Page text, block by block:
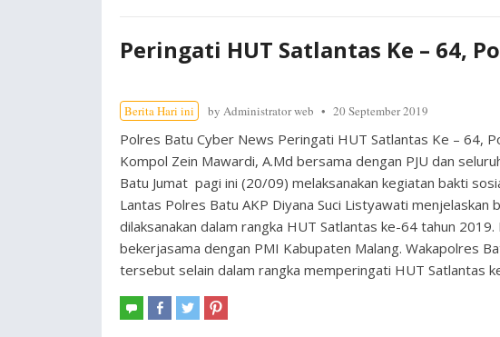
Peringati HUT Satlantas Ke – 64,
Berita Hari ini by Administrator web 20 September 2019
Polres Batu Cyber News Peringati HUT Satlantas Ke – 64,
Kompol Zein Mawardi, A.Md bersama dengan PJU dan
Batu Jumat pagi ini (20/09) melaksanakan kegiatan bakti
Lantas Polres Batu AKP Diyana Suci Listyawati
dilaksanakan dalam rangka HUT Satlantas ke-64 tahun
bekerjasama dengan PMI Kabupaten Malang. Wakapolres
tersebut selain dalam rangka memperingati HUT Satlantas